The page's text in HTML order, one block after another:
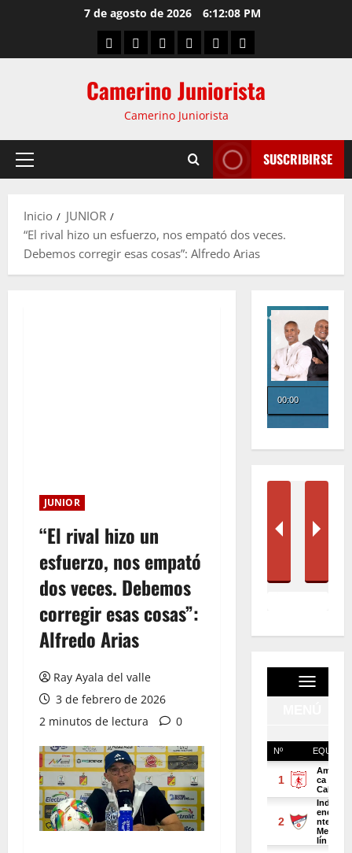
7 de agosto de 2026 6:12:09 PM
Camerino Juniorista
Camerino Juniorista
SUSCRIBIRSE
Inicio
JUNIOR
“El rival hizo un esfuerzo, nos empató dos veces.
Debemos corregir esas cosas”: Alfredo Arias
JUNIOR
“El rival hizo un
esfuerzo, nos empató
dos veces. Debemos
corregir esas cosas”:
Alfredo Arias
Ray Ayala del valle
3 de febrero de 2026
2 minutos de lectura
0